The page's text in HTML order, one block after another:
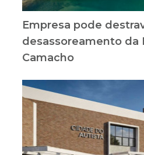
Empresa pode
desassoreamento da
Camacho